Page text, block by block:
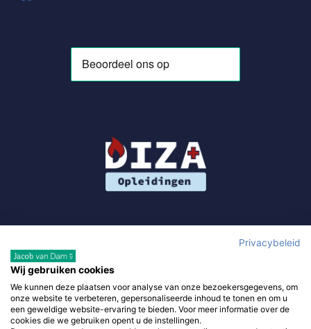
Gebruik van deze site, als onderdeel van DIZA Opleidingen,
betekent dat je dealgemene voorwaardenaccepteert en waar
van toepassing dealgemene voorwaarden van derde
Privacybeleid
Wij gebruiken cookies
We kunnen deze plaatsen voor analyse van onze bezoekersgegevens, om
onze website te verbeteren, gepersonaliseerde inhoud te tonen en om u
een geweldige website-ervaring te bieden. Voor meer informatie over de
cookies die we gebruiken opent u de instellingen.